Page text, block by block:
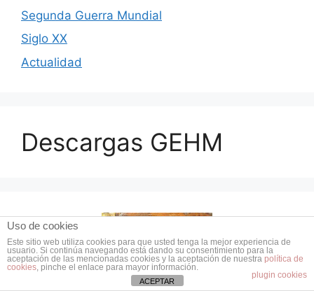
Segunda Guerra Mundial
Siglo XX
Actualidad
Descargas GEHM
Uso de cookies
Este sitio web utiliza cookies para que usted tenga la mejor experiencia de
usuario. Si continúa navegando está dando su consentimiento para la
aceptación de las mencionadas cookies y la aceptación de nuestra política de
cookies, pinche el enlace para mayor información.
plugin cookies
ACEPTAR